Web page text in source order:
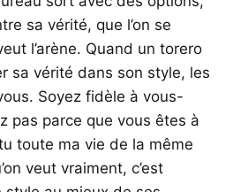
sa vérité, que l’on se
l’arène. Quand un torero
sa vérité dans son style, les
Soyez fidèle à vous-
pas parce que vous êtes à
toute ma vie de la même
veut vraiment, c’est